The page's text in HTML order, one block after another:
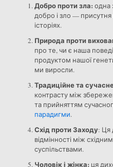
Добро проти зла: одна
добро і зло — присутня
історіях.
Природа проти
про те, чи є наша
продуктом нашої
ми виросли.
Традиційне та
контрасту між
та прийняттям
парадигми.
Схід проти Заходу: Ця
відмінності між
суспільствами.
Чоловік і жінка: ця